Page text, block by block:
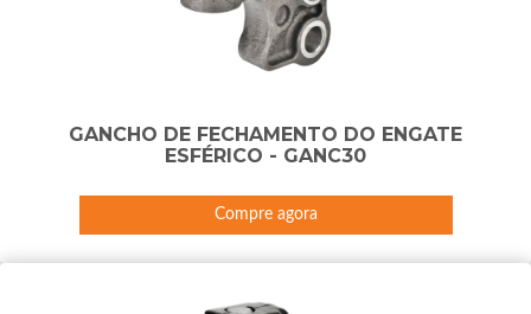
GANCHO DE FECHAMENTO DO ENGATE
ESFÉRICO - GANC30
Compre agora